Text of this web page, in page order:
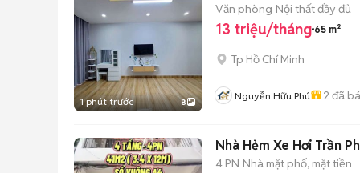
1 phút trước 8
Văn phòng Nội thất đầy đủ
13 triệu/tháng 65 m²
Tp Hồ Chí Minh
Nguyễn Hữu Phú 2 đã
Nhà Hẻm Xe Hơi Trần
4 PN Nhà mặt phố, mặt tiền